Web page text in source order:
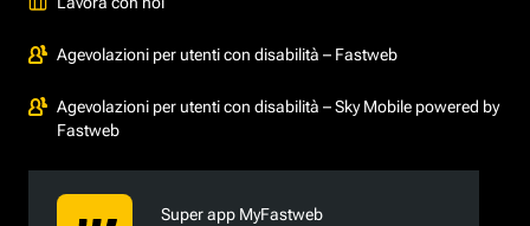
Agevolazioni per utenti con disabilità – Fastweb
Agevolazioni per utenti con disabilità – Sky Mobile powered by
Fastweb
Super app MyFastweb